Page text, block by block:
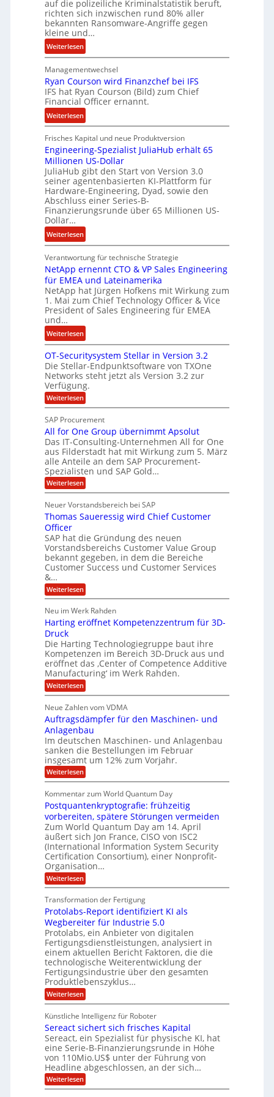
e
n
z
u
s
a
m
m
e
n
auf die polizeiliche Kriminalstatistik beruft,
richten sich inzwischen rund 80% aller
bekannten Ransomware-Angriffe gegen
kleine und…
Weiterlesen:
L
ö
s
e
g
e
l
d
z
a
h
l
e
n
s
t
k
e
n
e
L
ö
s
u
n
g
Managementwechsel
Ryan Courson wird Finanzchef bei IFS
IFS hat Ryan Courson (Bild) zum Chief
Financial Officer ernannt.
Weiterlesen:
R
y
a
n
C
o
u
r
o
n
i
r
d
F
i
n
a
n
z
c
h
e
f
b
e
i
I
F
S
Frisches Kapital und neue Produktversion
Engineering-Spezialist JuliaHub erhält 65
Millionen US-Dollar
JuliaHub gibt den Start von Version 3.0
seiner agentenbasierten KI-Plattform für
Hardware-Engineering, Dyad, sowie den
Abschluss einer Series-B-
Finanzierungsrunde über 65 Millionen US-
Dollar…
Weiterlesen:
E
n
g
n
e
e
r
i
g
S
p
e
z
i
a
l
i
s
t
u
i
a
H
u
b
e
l
t
6
5
M
i
l
l
i
o
n
e
n
U
S
-
D
o
l
l
a
r
Verantwortung für technische Strategie
NetApp ernennt CTO & VP Sales Engineering
für EMEA und Lateinamerika
NetApp hat Jürgen Hofkens mit Wirkung zum
1. Mai zum Chief Technology Officer & Vice
President of Sales Engineering für EMEA
und…
Weiterlesen:
N
e
t
A
p
p
n
e
n
n
t
C
T
O
V
P
S
l
e
s
E
g
i
n
e
e
r
i
n
g
f
ü
r
M
E
A
u
n
d
L
a
t
e
i
n
a
m
e
r
i
k
a
OT-Securitysystem Stellar in Version 3.2
Die Stellar-Endpunktsoftware von TXOne
Networks steht jetzt als Version 3.2 zur
Verfügung.
Weiterlesen:
O
-
S
e
c
u
r
i
t
y
y
s
e
m
S
t
e
l
a
r
i
n
V
r
s
i
o
n
3
.
2
SAP Procurement
All for One Group übernimmt Apsolut
Das IT-Consulting-Unternehmen All for One
aus Filderstadt hat mit Wirkung zum 5. März
alle Anteile an dem SAP Procurement-
Spezialisten und SAP Gold…
Weiterlesen:
A
l
f
r
O
n
e
G
o
u
p
ü
b
e
n
i
m
m
t
A
p
s
o
l
u
t
Neuer Vorstandsbereich bei SAP
Thomas Saueressig wird Chief Customer
Officer
SAP hat die Gründung des neuen
Vorstandsbereichs Customer Value Group
bekannt gegeben, in dem die Bereiche
Customer Success und Customer Services
&…
Weiterlesen:
T
o
m
S
a
u
e
r
e
s
i
g
w
i
r
d
C
h
i
e
f
C
u
s
t
o
m
e
r
O
ff
i
c
e
r
Neu im Werk Rahden
Harting eröffnet Kompetenzzentrum für 3D-
Druck
Die Harting Technologiegruppe baut ihre
Kompetenzen im Bereich 3D-Druck aus und
eröffnet das ‚Center of Competence Additive
Manufacturing‘ im Werk Rahden.
Weiterlesen:
H
r
t
i
n
g
e
r
ö
f
n
e
t
K
o
m
p
e
t
e
n
z
z
n
t
r
u
m
f
ü
r
3
D
-
r
u
c
k
Neue Zahlen vom VDMA
Auftragsdämpfer für den Maschinen- und
Anlagenbau
Im deutschen Maschinen- und Anlagenbau
sanken die Bestellungen im Februar
insgesamt um 12% zum Vorjahr.
Weiterlesen:
A
f
t
r
a
g
s
d
ä
m
p
f
e
r
ü
r
d
e
n
M
a
s
c
h
i
n
e
n
-
u
n
d
A
n
l
Kommentar zum World Quantum Day
Postquantenkryptografie: frühzeitig
vorbereiten, spätere Störungen vermeiden
Zum World Quantum Day am 14. April
äußert sich Jon France, CISO von ISC2
(International Information System Security
Certification Consortium), einer Nonprofit-
Organisation…
Weiterlesen:
P
s
t
q
u
a
n
t
e
n
k
r
y
p
t
o
g
r
a
f
i
e
:
f
Transformation der Fertigung
Protolabs-Report identifiziert KI als
Wegbereiter für Industrie 5.0
Protolabs, ein Anbieter von digitalen
Fertigungsdienstleistungen, analysiert in
einem aktuellen Bericht Faktoren, die die
technologische Weiterentwicklung der
Fertigungsindustrie über den gesamten
Produktlebenszyklus…
Weiterlesen:
P
o
t
o
l
a
b
s
-
R
Künstliche Intelligenz für Roboter
Sereact sichert sich frisches Kapital
Sereact, ein Spezialist für physische KI, hat
eine Serie-B-Finanzierungsrunde in Höhe
von 110Mio.US$ unter der Führung von
Headline abgeschlossen, an der sich…
Weiterlesen:
S